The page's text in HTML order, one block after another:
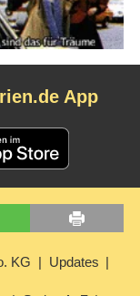
App
KG Updates